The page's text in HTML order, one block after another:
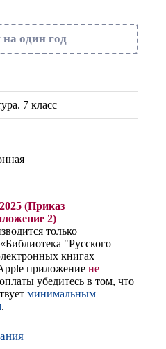
один год
7 класс
(Приказ
2)
только
"Русского
книгах
приложение не
убедитесь в том, что
минимальным
.